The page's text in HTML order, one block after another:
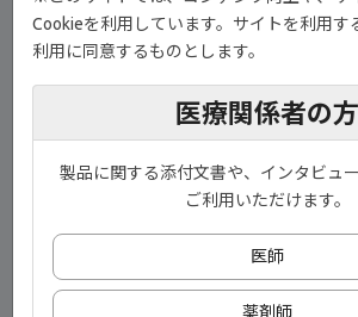
施します1) 。
主な確認事項はご覧のとおりです
Cookieを利用しています。サイトを利用す
利用に同意するものとします。
医療関係者の方
製品に関する添付文書や、インタビュ
ご利用いただけます。
医師
薬剤師